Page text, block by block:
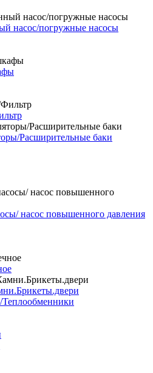
насос/погружные насосы
Расширительные баки
насос повышенного давления
Теплообменники